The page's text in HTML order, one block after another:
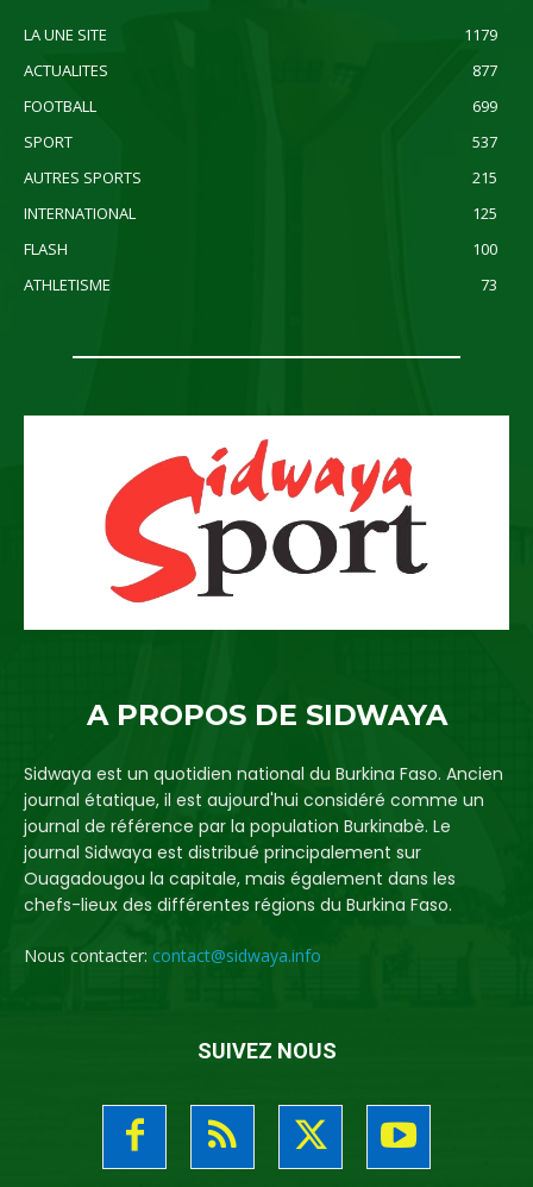
LA UNE SITE
1179
ACTUALITES
877
FOOTBALL
699
SPORT
537
AUTRES SPORTS
215
INTERNATIONAL
125
FLASH
100
ATHLETISME
73
A PROPOS DE SIDWAYA
Sidwaya est un quotidien national du Burkina Faso. Ancien
journal étatique, il est aujourd'hui considéré comme un
journal de référence par la population Burkinabè. Le
journal Sidwaya est distribué principalement sur
Ouagadougou la capitale, mais également dans les
chefs-lieux des différentes régions du Burkina Faso.
Nous contacter: contact@sidwaya.info
SUIVEZ NOUS